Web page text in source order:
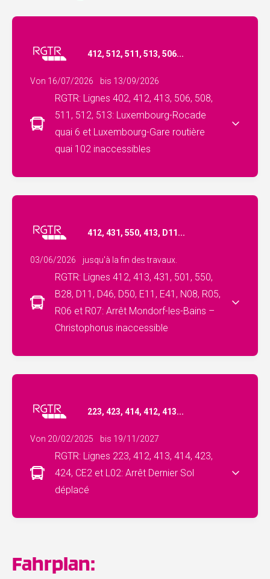
412, 512, 511, 513, 506...
Von 16/07/2026 bis 13/09/2026
RGTR: Lignes 402, 412, 413, 506, 508,
511, 512, 513: Luxembourg-Rocade
quai 6 et Luxembourg-Gare routière
quai 102 inaccessibles
412, 431, 550, 413, D11...
03/06/2026 jusqu'à la fin des travaux.
RGTR: Lignes 412, 413, 431, 501, 550,
B28, D11, D46, D50, E11, E41, N08, R05,
R06 et R07: Arrêt Mondorf-les-Bains –
Christophorus inaccessible
223, 423, 414, 412, 413...
Von 20/02/2025 bis 19/11/2027
RGTR: Lignes 223, 412, 413, 414, 423,
424, CE2 et L02: Arrêt Dernier Sol
déplacé
Fahrplan: